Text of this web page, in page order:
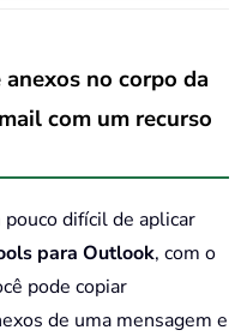
no corpo da
com um recurso
pouco difícil de aplicar
para Outlook, com o
pode copiar
de uma mensagem e